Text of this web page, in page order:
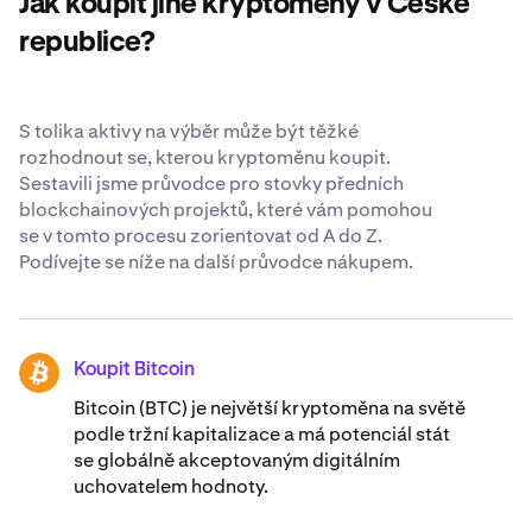
celosvětově uznávaných standardech zabezpečení.
republice?
S tolika aktivy na výběr může být těžké
rozhodnout se, kterou kryptoměnu koupit.
Sestavili jsme průvodce pro stovky předních
blockchainových projektů, které vám pomohou
se v tomto procesu zorientovat od A do Z.
Podívejte se níže na další průvodce nákupem.
BTC Koupit Bitcoin
Bitcoin (BTC) je největší kryptoměna na světě
podle tržní kapitalizace a má potenciál stát
se globálně akceptovaným digitálním
uchovatelem hodnoty.